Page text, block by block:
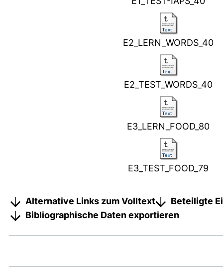
E2_LERN_WORDS_40
E2_TEST_WORDS_40
E3_LERN_FOOD_80
E3_TEST_FOOD_79
Alternative Links zum Volltext
Beteiligte
Bibliographische Daten exportieren